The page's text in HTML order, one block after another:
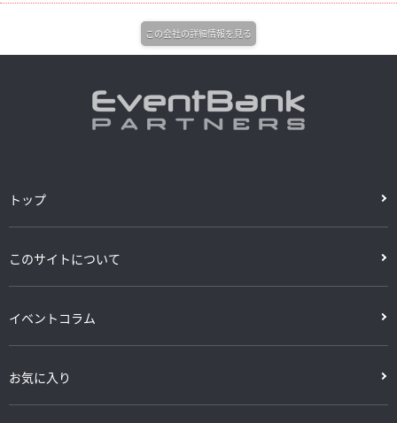
この会社の詳細情報を見る
トップ
このサイトについて
イベントコラム
お気に入り